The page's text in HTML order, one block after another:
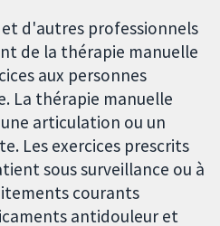
d'autres professionnels
de la thérapie manuelle
aux personnes
La thérapie manuelle
articulation ou un
Les exercices prescrits
sous surveillance ou à
courants
antidouleur et